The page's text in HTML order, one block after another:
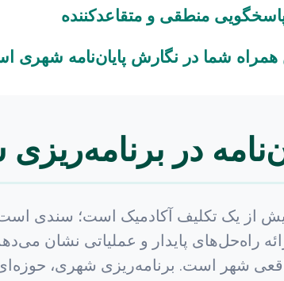
در
از یک تکلیف آکادمیک است؛ سندی
راه‌حل‌های پایدار و عملیاتی نشان
شهر است. برنامه‌ریزی شهری،